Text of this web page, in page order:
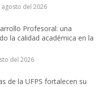
del 2026
Profesoral: una
la calidad académica en la
del 2026
de la UFPS fortalecen su